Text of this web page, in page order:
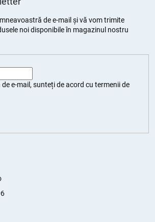
de e-mail şi vă vom trimite
noi disponibile în magazinul nostru
e-mail, sunteți deacord cu termenii de